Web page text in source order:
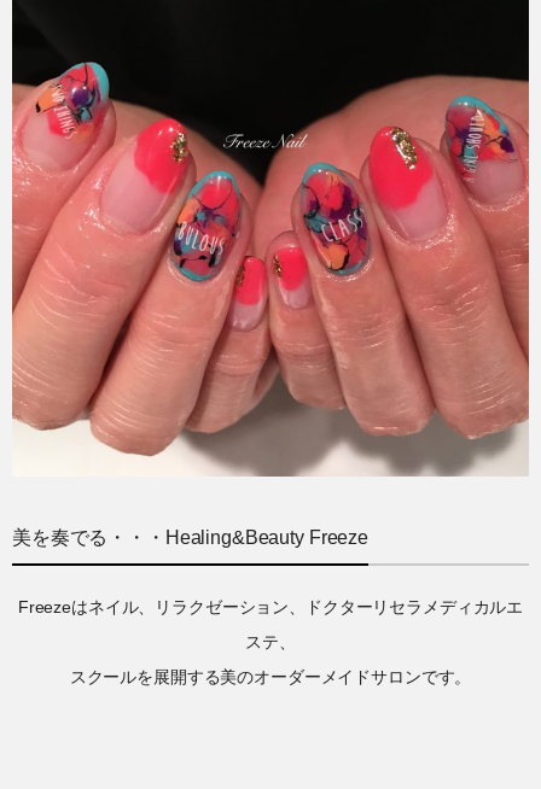
美を奏でる・・・Healing&Beauty Freeze
Freezeはネイル、リラクゼーション、ドクターリセラメディカルエ
ステ、
スクールを展開する美のオーダーメイドサロンです。